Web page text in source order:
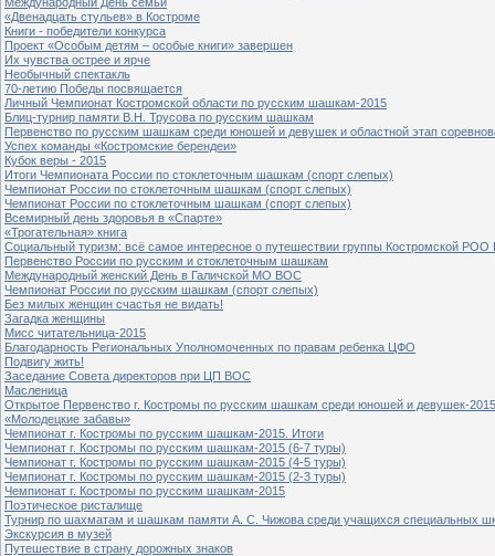
«Двенадцать стульев» в Костроме
Книги - победители конкурса
Проект «Особым детям – особые книги» завершен
Их чувства острее и ярче
Необычный спектакль
70-летию Победы посвящается
Личный Чемпионат Костромской области по русским шашкам-2015
Блиц-турнир памяти В.Н. Трусова по русским шашкам
Первенство по русским шашкам среди юношей и девушек и областной этап
Успех команды «Костромские берендеи»
Кубок веры - 2015
Итоги Чемпионата России по стоклеточным шашкам (спорт слепых)
Чемпионат России по стоклеточным шашкам (спорт слепых)
Чемпионат России по стоклеточным шашкам (спорт слепых)
Всемирный день здоровья в «Спарте»
«Трогательная» книга
Социальный туризм: всё самое интересное о путешествии группы Костромской
Первенство России по русским и стоклеточным шашкам
Международный женский День в Галичской МО ВОС
Чемпионат России по русским шашкам (спорт слепых)
Без милых женщин счастья не видать!
Загадка женщины
Мисс читательница-2015
Благодарность Региональных Уполномоченных по правам ребенка ЦФО
Подвигу жить!
Заседание Совета директоров при ЦП ВОС
Масленица
Открытое Первенство г. Костромы по русским шашкам среди юношей и девушек-
«Молодецкие забавы»
Чемпионат г. Костромы по русским шашкам-2015. Итоги
Чемпионат г. Костромы по русским шашкам-2015 (6-7 туры)
Чемпионат г. Костромы по русским шашкам-2015 (4-5 туры)
Чемпионат г. Костромы по русским шашкам-2015 (2-3 туры)
Чемпионат г. Костромы по русским шашкам-2015
Поэтическое ристалище
Турнир по шахматам и шашкам памяти А. С. Чижова среди учащихся специальных
Экскурсия в музей
Путешествие в страну дорожных знаков